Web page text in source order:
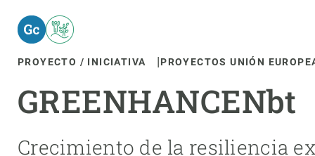
de
navegación
PROYECTO / INICIATIVA PROYECTOS UNIÓN
GREENHANCENbt
Crecimiento de la resiliencia
Featured
responsive
INTRANET
Responsive
menu
Organización institucional
Nuestra gente